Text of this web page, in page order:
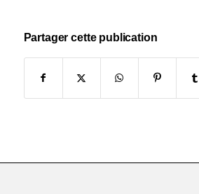
Partager cette publication